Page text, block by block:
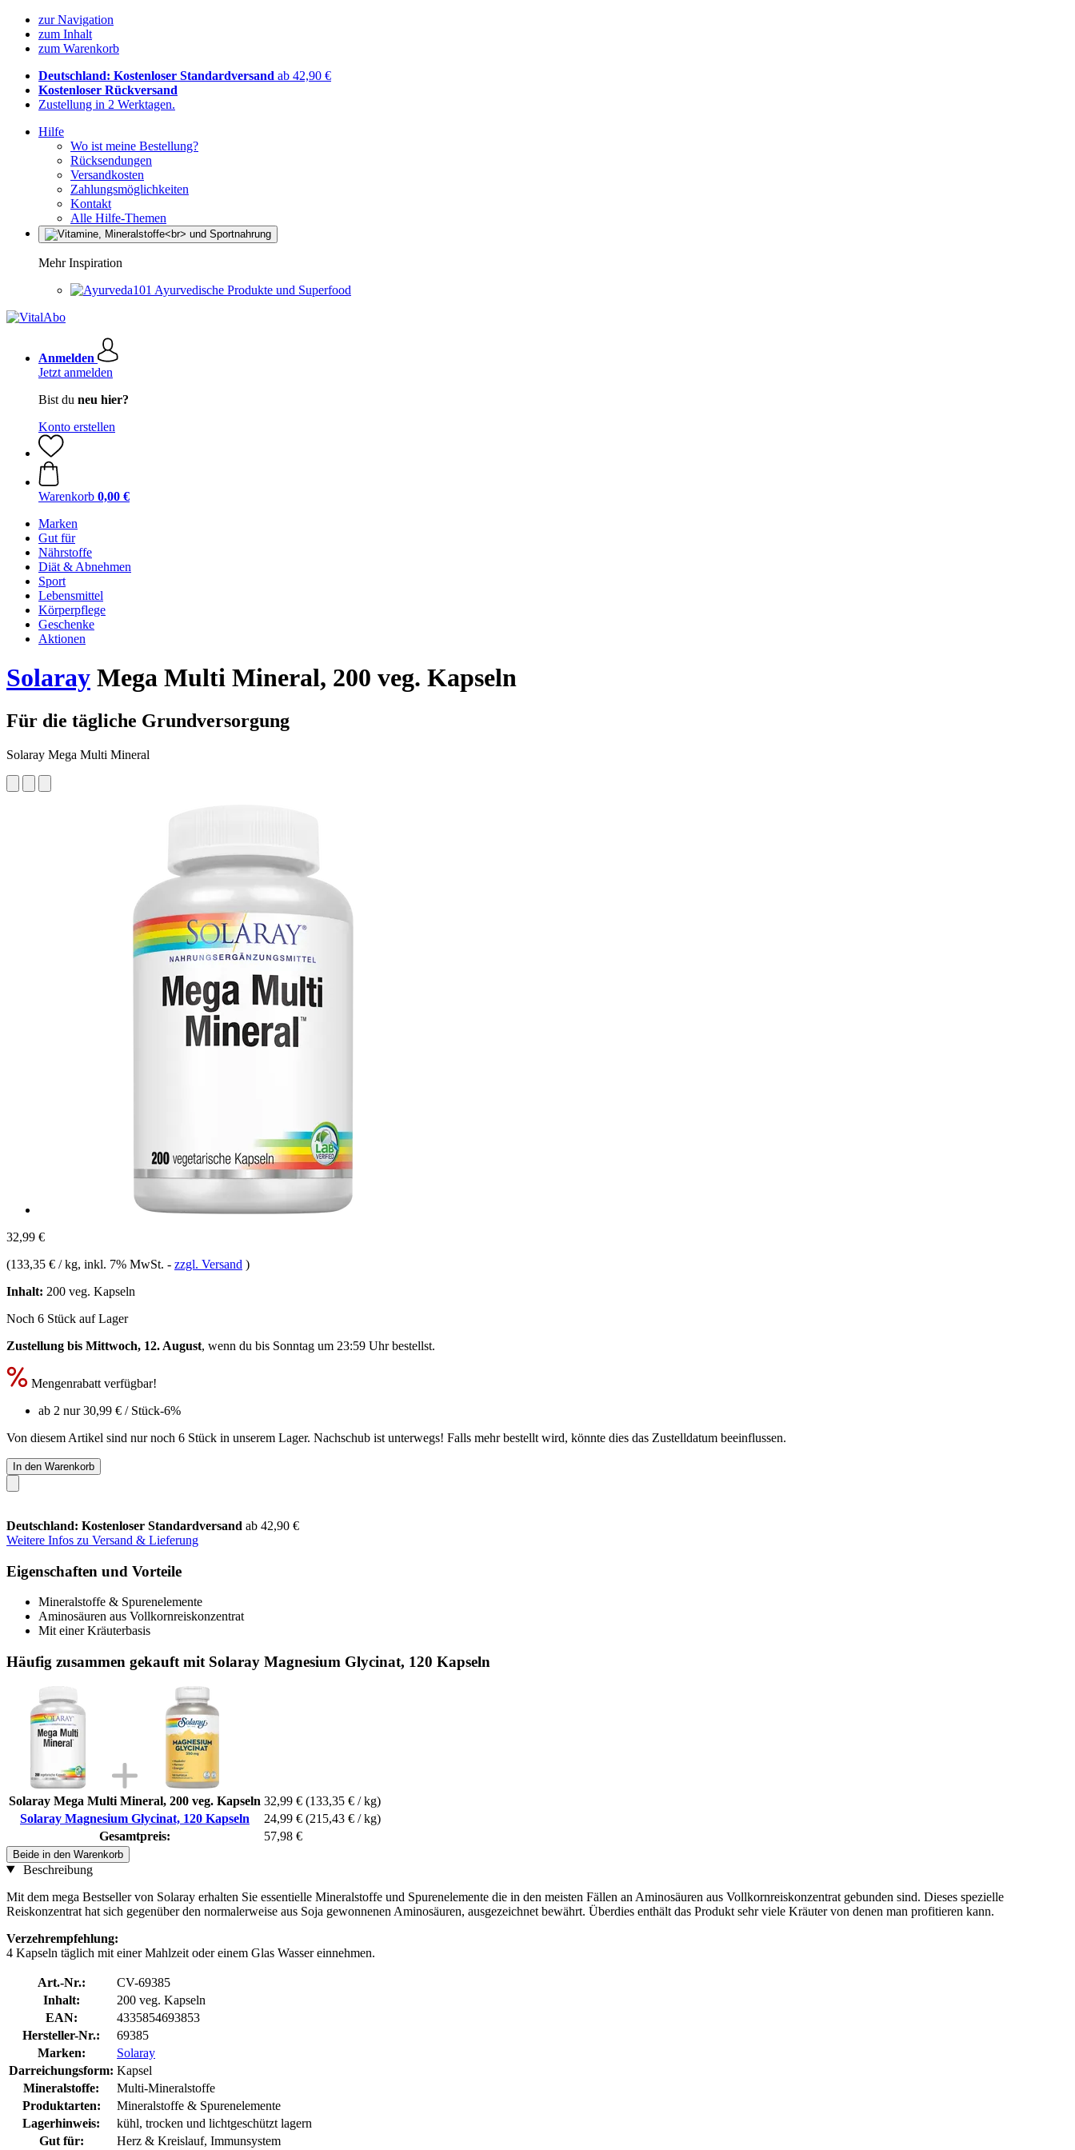
zur Navigation
zum Inhalt
zum Warenkorb
Deutschland: Kostenloser Standardversand ab 42,90 €
Kostenloser Rückversand
Zustellung in 2 Werktagen.
Hilfe
Wo ist meine Bestellung?
Rücksendungen
Versandkosten
Zahlungsmöglichkeiten
Kontakt
Alle Hilfe-Themen
Mehr Inspiration
Ayurvedische Produkte und Superfood
Anmelden
Jetzt anmelden
Bist du neu hier?
Konto erstellen
Warenkorb 0,00 €
Marken
Gut für
Nährstoffe
Diät & Abnehmen
Sport
Lebensmittel
Körperpflege
Geschenke
Aktionen
Solaray Mega Multi Mineral, 200 veg. Kapseln
Für die tägliche Grundversorgung
Solaray Mega Multi Mineral
32,99 €
(133,35 € / kg, inkl. 7% MwSt. - zzgl. Versand )
Inhalt: 200 veg. Kapseln
Noch 6 Stück auf Lager
Zustellung bis Mittwoch, 12. August, wenn du bis Sonntag um 23:59 Uhrbestellst.
Mengenrabatt verfügbar!
ab 2 nur30,99 € / Stück-6%
Von diesem Artikel sind nur noch 6 Stück in unserem Lager. Nachschub ist unterwegs! Falls mehr bestellt wird, könnte dies das Zustelldatum beeinflussen.
In den Warenkorb
Deutschland: Kostenloser Standardversand ab 42,90 €
Weitere Infos zu Versand & Lieferung
Eigenschaften und Vorteile
Mineralstoffe & Spurenelemente
Aminosäuren aus Vollkornreiskonzentrat
Mit einer Kräuterbasis
Häufig zusammen gekauft mit Solaray Magnesium Glycinat, 120 Kapseln
Solaray Mega Multi Mineral, 200 veg. Kapseln 32,99 € (133,35 € / kg)
Solaray Magnesium Glycinat, 120 Kapseln
24,99 € (215,43 € / kg)
Gesamtpreis:
57,98 €
Beide in den Warenkorb
Beschreibung
Mit dem mega Bestseller von Solaray erhalten Sie essentielle Mineralstoffe und Spurenelemente die in den meisten Fällen an Aminosäuren aus Vollkornreiskonzentrat gebunden sind. Dieses spezielle
Reiskonzentrat hat sich gegenüber den normalerweise aus Soja gewonnenen Aminosäuren, ausgezeichnet bewährt. Überdies enthält das Produkt sehr viele Kräuter von denen man profitieren kann.
Verzehrempfehlung:
4 Kapseln täglich mit einer Mahlzeit oder einem Glas Wasser einnehmen.
Art.-Nr.:
CV-69385
Inhalt:
200 veg. Kapseln
EAN:
4335854693853
Hersteller-Nr.:
69385
Marken:
Solaray
Darreichungsform: Kapsel
Mineralstoffe:
Multi-Mineralstoffe
Produktarten:
Mineralstoffe & Spurenelemente
Lagerhinweis:
kühl, trocken und lichtgeschützt lagern
Gut für:
Herz & Kreislauf, Immunsystem